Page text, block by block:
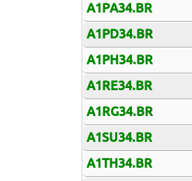
A1PA34.BR
A1PD34.BR
A1PH34.BR
A1RE34.BR
A1RG34.BR
A1SU34.BR
A1TH34.BR